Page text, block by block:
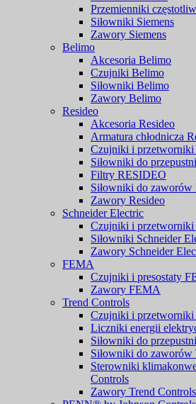
Przemienniki
Siłowniki Siemens
Zawory Siemens
Belimo
Akcesoria Belimo
Czujniki Belimo
Siłowniki Belimo
Zawory Belimo
Resideo
Akcesoria Resideo
Armatura chłodnicza
Czujniki i
Siłowniki do
Filtry RESIDEO
Siłowniki do
Zawory Resideo
Schneider Electric
Czujniki i przetworniki
Siłowniki Schneider
Zawory Schneider
FEMA
Czujniki i presostaty
Zawory FEMA
Trend Controls
Czujniki i przetworniki
Liczniki energii
Siłowniki do
Siłowniki do zaworów
Sterowniki
Controls
Zawory Trend Controls